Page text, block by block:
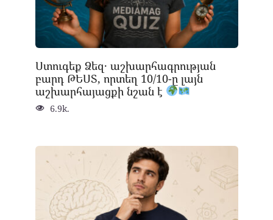
Ստուգեք Ձեզ․ աշխարհագրության
բարդ ԹԵՍՏ, որտեղ 10/10-ը լայն
աշխարհայացքի նշան է
6.9k.